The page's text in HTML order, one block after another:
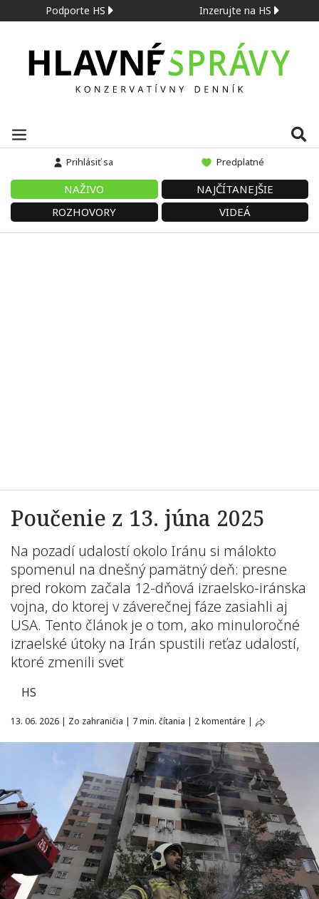
Podporte HS Inzerujte na HS
Prihlásiť sa Predplatné
NAŽIVO
NAJČÍTANEJŠIE
ROZHOVORY
VIDEÁ
Poučenie z 13. júna 2025
Na pozadí udalostí okolo Iránu si málokto
spomenul na dnešný pamätný deň: presne
pred rokom začala 12-dňová izraelsko-iránska
vojna, do ktorej v záverečnej fáze zasiahli aj
USA. Tento článok je o tom, ako minuloročné
izraelské útoky na Irán spustili reťaz udalostí,
ktoré zmenili svet
HS
13. 06. 2026 | Zo zahraničia | 7 min. čítania | 2 komentáre |